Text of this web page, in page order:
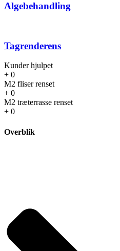
Algebehandling
Tagrenderens
Kunder hjulpet
+ 0
M2 fliser renset
+ 0
M2 træterrasse renset
+ 0
Overblik